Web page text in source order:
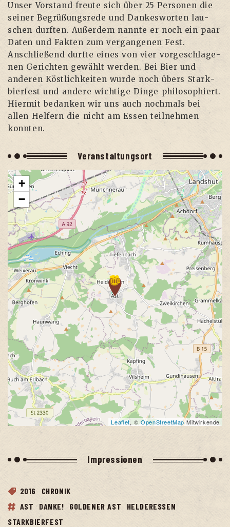
Unser Vor­stand freu­te sich über 25 Per­so­nen die
sei­ner Begrü­ßungs­re­de und Dan­kes­wor­ten lau­
schen durf­ten. Außer­dem nann­te er noch ein paar
Daten und Fak­ten zum ver­gan­ge­nen Fest.
Anschlie­ßend durf­te eines von vier vor­ge­schla­ge­
nen Gerich­ten gewählt wer­den. Bei Bier und
ande­ren Köst­lich­kei­ten wur­de noch übers Stark­
bier­fest und ande­re wich­ti­ge Din­ge philosophiert.
Hier­mit bedan­ken wir uns auch noch­mals bei
allen Hel­fern die​ nicht am Essen teil­neh­men
konnten.
Ver­an­stal­tungs­ort
+
−
Leaflet, ©OpenStreetMapMitwirkende
Impres­sio­nen
2016
CHRONIK
AST
DANKE! GOLDENER AST
HELDERESSEN
STARKBIERFEST